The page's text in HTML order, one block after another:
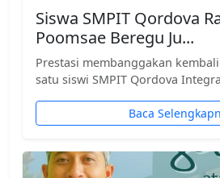
Siswa SMPIT Qordova
Poomsae Beregu Ju...
Prestasi membanggakan
satu siswi SMPIT Qordova
Baca